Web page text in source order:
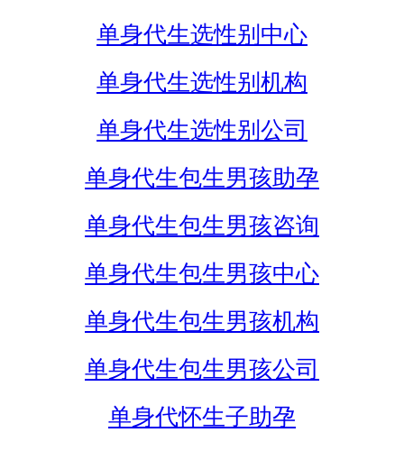
单身代生选性别中心
单身代生选性别机构
单身代生选性别公司
单身代生包生男孩助孕
单身代生包生男孩咨询
单身代生包生男孩中心
单身代生包生男孩机构
单身代生包生男孩公司
单身代怀生子助孕